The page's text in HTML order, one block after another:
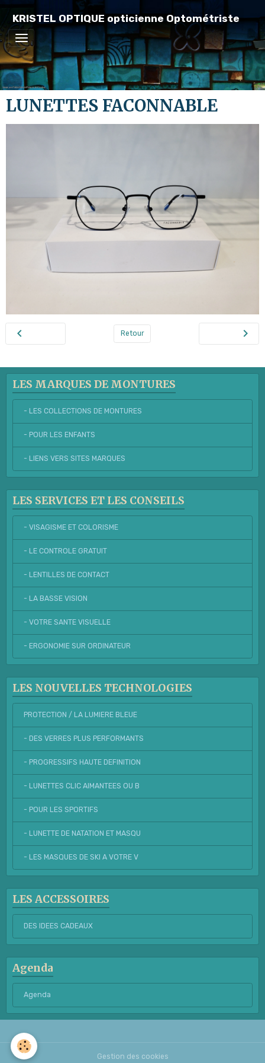
KRISTEL OPTIQUE opticienne Optométriste
LUNETTES FACONNABLE
Retour
LES MARQUES DE MONTURES
- LES COLLECTIONS DE MONTURES
- POUR LES ENFANTS
- LIENS VERS SITES MARQUES
LES SERVICES ET LES CONSEILS
- VISAGISME ET COLORISME
- LE CONTROLE GRATUIT
- LENTILLES DE CONTACT
- LA BASSE VISION
- VOTRE SANTE VISUELLE
- ERGONOMIE SUR ORDINATEUR
LES NOUVELLES TECHNOLOGIES
PROTECTION / LA LUMIERE BLEUE
- DES VERRES PLUS PERFORMANTS
- PROGRESSIFS HAUTE DEFINITION
- LUNETTES CLIC AIMANTEES OU B
- POUR LES SPORTIFS
- LUNETTE DE NATATION ET MASQU
- LES MASQUES DE SKI A VOTRE V
LES ACCESSOIRES
DES IDEES CADEAUX
Agenda
Agenda
Gestion des cookies